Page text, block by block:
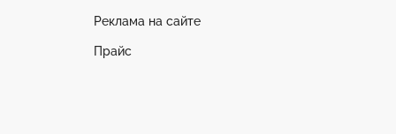
Реклама на сайте
Прайс